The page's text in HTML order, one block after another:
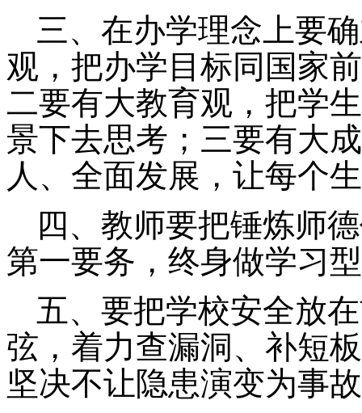
三、在办学理念上要
观 ，把办学目标同国家
二要有大教育观，把学
景下去思考 ； 三要有大
人、全面发展， 让每个
四、教师要把锤炼师
第一要务，终身做学习
五、要把学校安全放
弦，着力查漏洞、补短
坚决不让隐患演变为事